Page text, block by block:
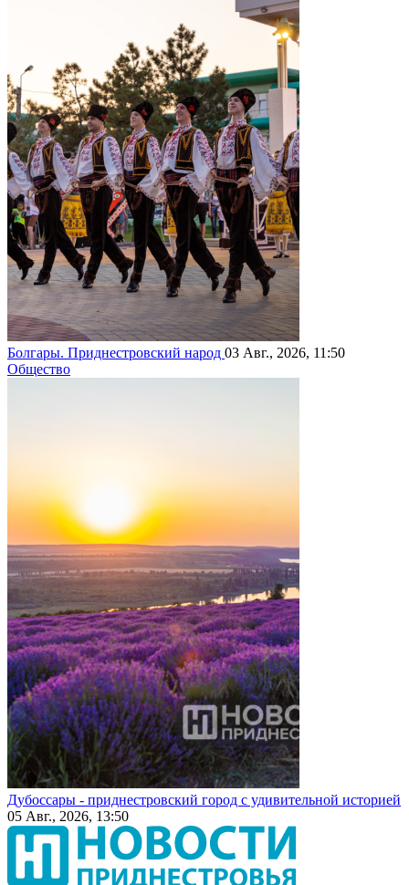
Болгары. Приднестровский народ 03 Авг., 2026, 11:50
Общество
Дубоссары - приднестровский город с удивительной историей
05 Авг., 2026, 13:50